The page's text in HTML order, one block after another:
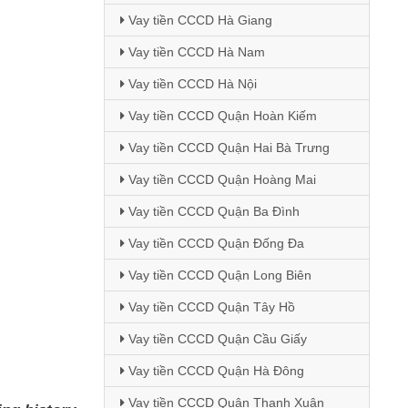
Vay tiền CCCD Hà Giang
Vay tiền CCCD Hà Nam
Vay tiền CCCD Hà Nội
Vay tiền CCCD Quận Hoàn Kiếm
Vay tiền CCCD Quận Hai Bà Trưng
Vay tiền CCCD Quận Hoàng Mai
Vay tiền CCCD Quận Ba Đình
Vay tiền CCCD Quận Đống Đa
Vay tiền CCCD Quận Long Biên
Vay tiền CCCD Quận Tây Hồ
Vay tiền CCCD Quận Cầu Giấy
Vay tiền CCCD Quận Hà Đông
Vay tiền CCCD Quận Thanh Xuân